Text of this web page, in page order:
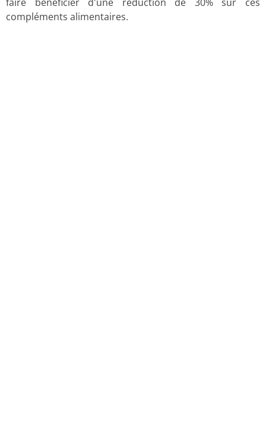
compléments alimentaires.